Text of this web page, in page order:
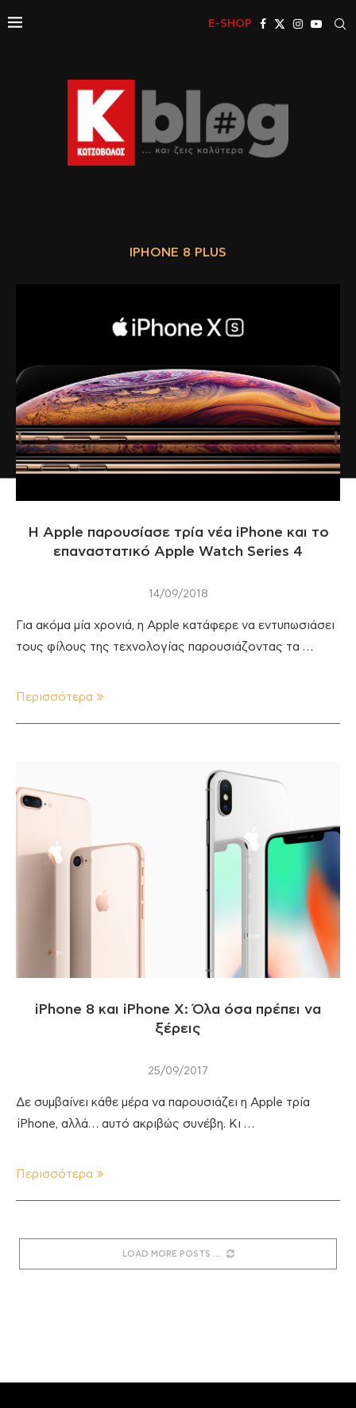
E-SHOP
IPHONE 8 PLUS
Η Apple παρουσίασε τρία νέα iPhone και το
επαναστατικό Apple Watch Series 4
14/09/2018
Για ακόμα μία χρονιά, η Apple κατάφερε να εντυπωσιάσει
τους φίλους της τεχνολογίας παρουσιάζοντας τα …
Περισσότερα
iPhone 8 και iPhone X: Όλα όσα πρέπει να
ξέρεις
25/09/2017
Δε συμβαίνει κάθε μέρα να παρουσιάζει η Apple τρία
iPhone, αλλά… αυτό ακριβώς συνέβη. Κι …
Περισσότερα
LOAD MORE POSTS